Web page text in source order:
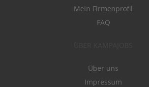
Mein Firmenprofil
FAQ
Über uns
Impressum